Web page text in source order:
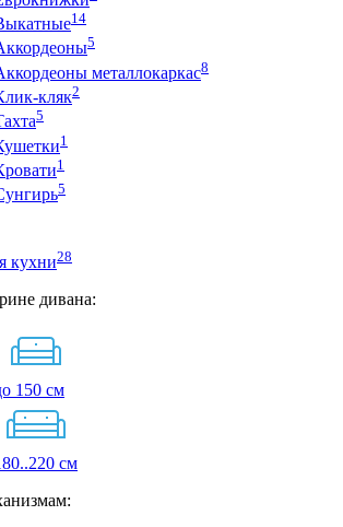
14
5
металлокаркас8
кляк2
5
1
1
5
кухни28
дивана:
150 см
см